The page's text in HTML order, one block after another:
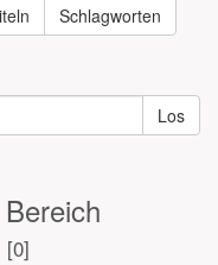
Schlagworten
Los
[0]